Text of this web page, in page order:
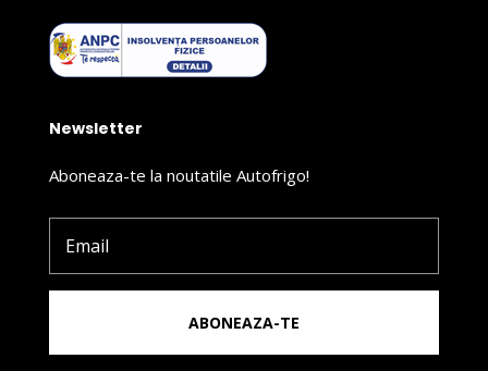
Newsletter
Aboneaza-te la noutatile Autofrigo!
ABONEAZA-TE